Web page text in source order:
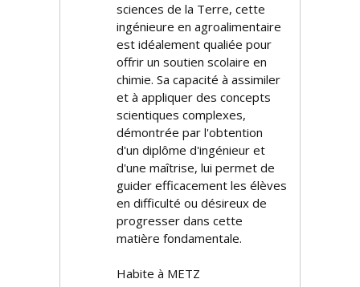
sciences de la Terre, cette
ingénieure en agroalimentaire
est idéalement qualifiée pour
offrir un soutien scolaire en
chimie. Sa capacité à assimiler
et à appliquer des concepts
scientifiques complexes,
démontrée par l'obtention
d'un diplôme d'ingénieur et
d'une maîtrise, lui permet de
guider efficacement les élèves
en difficulté ou désireux de
progresser dans cette
matière fondamentale.
Habite à METZ